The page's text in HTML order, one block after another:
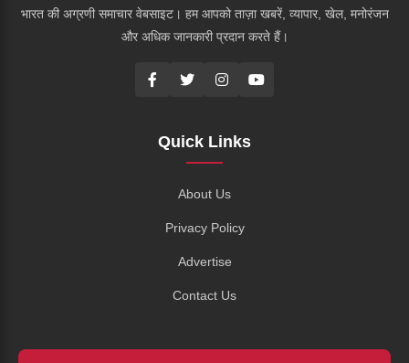
भारत की अग्रणी समाचार वेबसाइट। हम आपको ताज़ा खबरें, व्यापार, खेल, मनोरंजन
और अधिक जानकारी प्रदान करते हैं।
Quick Links
About Us
Privacy Policy
Advertise
Contact Us